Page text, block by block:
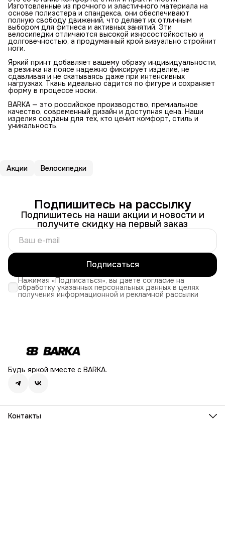
Изготовленные из прочного и эластичного материала на
основе полиэстера и спандекса, они обеспечивают
полную свободу движений, что делает их отличным
выбором для фитнеса и активных занятий. Эти
велосипедки отличаются высокой износостойкостью и
долговечностью, а продуманный крой визуально стройнит
ноги.
Яркий принт добавляет вашему образу индивидуальности,
а резинка на поясе надежно фиксирует изделие, не
сдавливая и не скатываясь даже при интенсивных
нагрузках. Ткань идеально садится по фигуре и сохраняет
форму в процессе носки.
BARKA — это российское производство, премиальное
качество, современный дизайн и доступная цена. Наши
изделия созданы для тех, кто ценит комфорт, стиль и
уникальность.
Акции Велосипедки
Подпишитесь на рассылку
Подпишитесь на наши акции и новости и
получите скидку на первый заказ
Подписаться
Нажимая «Подписаться», вы даете согласие на
обработку указанных персональных данных в целях
получения информационной и рекламной рассылки
Будь яркой вместе с BARKA.
Контакты